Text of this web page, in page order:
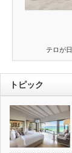
テロが
トピック